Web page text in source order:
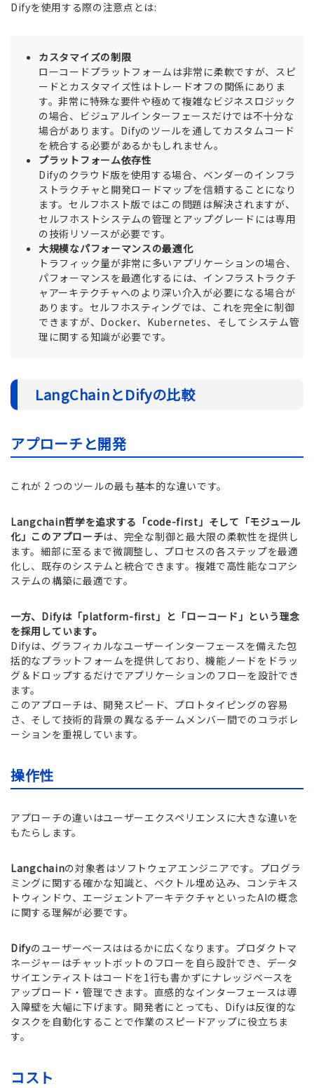
Difyを使用する際の注意点とは:
カスタマイズの制限
ローコードプラットフォームは非常に柔軟ですが、スピ
ードとカスタマイズ性はトレードオフの関係にありま
す。非常に特殊な要件や極めて複雑なビジネスロジック
の場合、ビジュアルインターフェースだけでは不十分な
場合があります。Difyのツールを通してカスタムコード
を統合する必要があるかもしれません。
プラットフォーム依存性
Difyのクラウド版を使用する場合、ベンダーのインフラ
ストラクチャと開発ロードマップを信頼することになり
ます。セルフホスト版ではこの問題は解決されますが、
セルフホストシステムの管理とアップグレードには専用
の技術リソースが必要です。
大規模なパフォーマンスの最適化
トラフィック量が非常に多いアプリケーションの場合、
パフォーマンスを最適化するには、インフラストラクチ
ャアーキテクチャへのより深い介入が必要になる場合が
あります。セルフホスティングでは、これを完全に制御
できますが、Docker、Kubernetes、そしてシステム管
理に関する知識が必要です。
LangChainとDifyの比較
アプローチと開発
これが 2 つのツールの最も基本的な違いです。
Langchain哲学を追求する「code-first」そして「モジュール
化」このアプローチは、完全な制御と最大限の柔軟性を提供し
ます。細部に至るまで微調整し、プロセスの各ステップを最適
化し、既存のシステムと統合できます。複雑で高性能なコアシ
ステムの構築に最適です。
一方、Difyは「platform-first」と「ローコード」という理念
を採用しています。
Difyは、グラフィカルなユーザーインターフェースを備えた包
括的なプラットフォームを提供しており、機能ノードをドラッ
グ＆ドロップするだけでアプリケーションのフローを設計でき
ます。
このアプローチは、開発スピード、プロトタイピングの容易
さ、そして技術的背景の異なるチームメンバー間でのコラボレ
ーションを重視しています。
操作性
アプローチの違いはユーザーエクスペリエンスに大きな違いを
もたらします。
Langchainの対象者はソフトウェアエンジニアです。プログラ
ミングに関する確かな知識と、ベクトル埋め込み、コンテキス
トウィンドウ、エージェントアーキテクチャといったAIの概念
に関する理解が必要です。
Difyのユーザーベースははるかに広くなります。プロダクトマ
ネージャーはチャットボットのフローを自ら設計でき、データ
サイエンティストはコードを1行も書かずにナレッジベースを
アップロード・管理できます。直感的なインターフェースは導
入障壁を大幅に下げます。開発者にとっても、Difyは反復的な
タスクを自動化することで作業のスピードアップに役立ちま
す。
コスト